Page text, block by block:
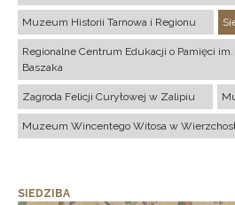
Muzeum Historii Tarnowa i Regionu
Regionalne Centrum Edukacji o Pamięci
Baszaka
Zagroda Felicji Curyłowej w Zalipiu
Muzeum Wincentego Witosa w
SIEDZIBA